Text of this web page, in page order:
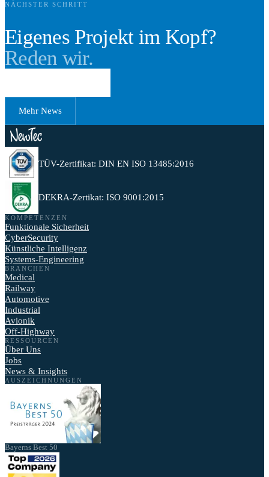
NÄCHSTER SCHRITT
Eigenes Projekt im Kopf?
Reden wir.
Mehr News
TÜV-Zertifikat: DIN EN ISO 13485:2016
DEKRA-Zertikat: ISO 9001:2015
KOMPETENZEN
Funktionale Sicherheit
CyberSecurity
Künstliche Intelligenz
Systems-Engineering
BRANCHEN
Medical
Railway
Automotive
Industrial
Avionik
Off-Highway
RESSOURCEN
Über Uns
Jobs
News & Insights
AUSZEICHNUNGEN
Bayerns Best 50